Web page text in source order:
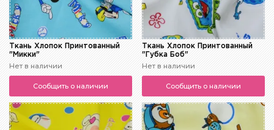
Ткань Хлопок Принтованный
"Микки"
Нет в наличии
Сообщить о наличии
Ткань Хлопок Принтованный
"Губка Боб"
Нет в наличии
Сообщить о наличии